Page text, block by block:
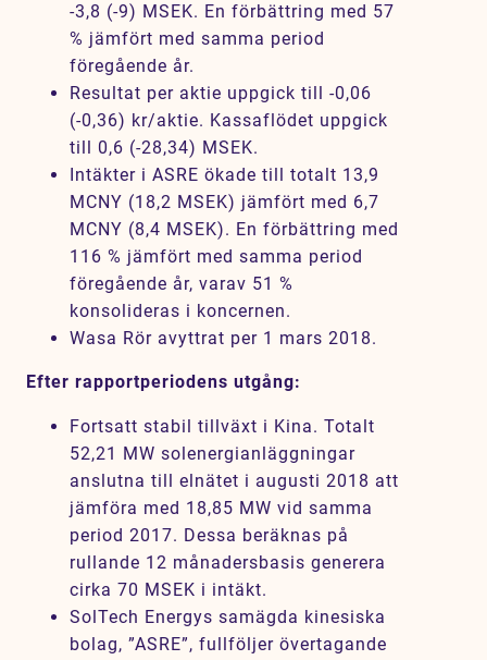
-3,8 (-9) MSEK. En förbättring med 57
% jämfört med samma period
föregående år.
Resultat per aktie uppgick till -0,06
(-0,36) kr/aktie. Kassaflödet uppgick
till 0,6 (-28,34) MSEK.
Intäkter i ASRE ökade till totalt 13,9
MCNY (18,2 MSEK) jämfört med 6,7
MCNY (8,4 MSEK). En förbättring med
116 % jämfört med samma period
föregående år, varav 51 %
konsolideras i koncernen.
Wasa Rör avyttrat per 1 mars 2018.
Efter rapportperiodens utgång:
Fortsatt stabil tillväxt i Kina. Totalt
52,21 MW solenergianläggningar
anslutna till elnätet i augusti 2018 att
jämföra med 18,85 MW vid samma
period 2017. Dessa beräknas på
rullande 12 månadersbasis generera
cirka 70 MSEK i intäkt.
SolTech Energys samägda kinesiska
bolag, ”ASRE”, fullföljer övertagande